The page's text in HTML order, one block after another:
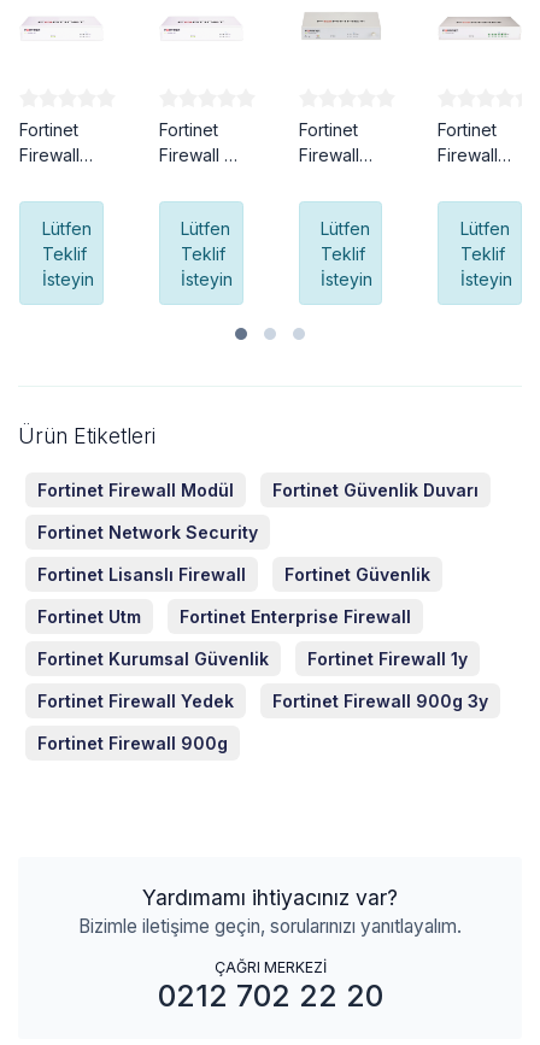
Fortinet
Firewall
Lütfen
Teklif
İsteyin
Fortinet
Firewall 41
Lütfen
Teklif
İsteyin
Fortinet
Firewall
Lütfen
Teklif
İsteyin
Fortinet
Firewall
Lütfen
Teklif
İsteyin
Ürün Etiketleri
Fortinet Firewall Modül Fortinet Güvenlik Duvarı
Fortinet Network Security
Fortinet Lisanslı Firewall Fortinet Güvenlik
Fortinet Utm Fortinet Enterprise Firewall
Fortinet Kurumsal Güvenlik Fortinet Firewall 1y
Fortinet Firewall Yedek Fortinet Firewall 900g 3y
Fortinet Firewall 900g
Yardımamı ihtiyacınız var?
Bizimle iletişime geçin, sorularınızı yanıtlayalım.
ÇAĞRI MERKEZİ
0212 702 22 20